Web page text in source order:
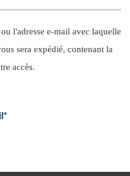
l'adresse e-mail avec laquelle
sera expédié, contenant la
accès.
*